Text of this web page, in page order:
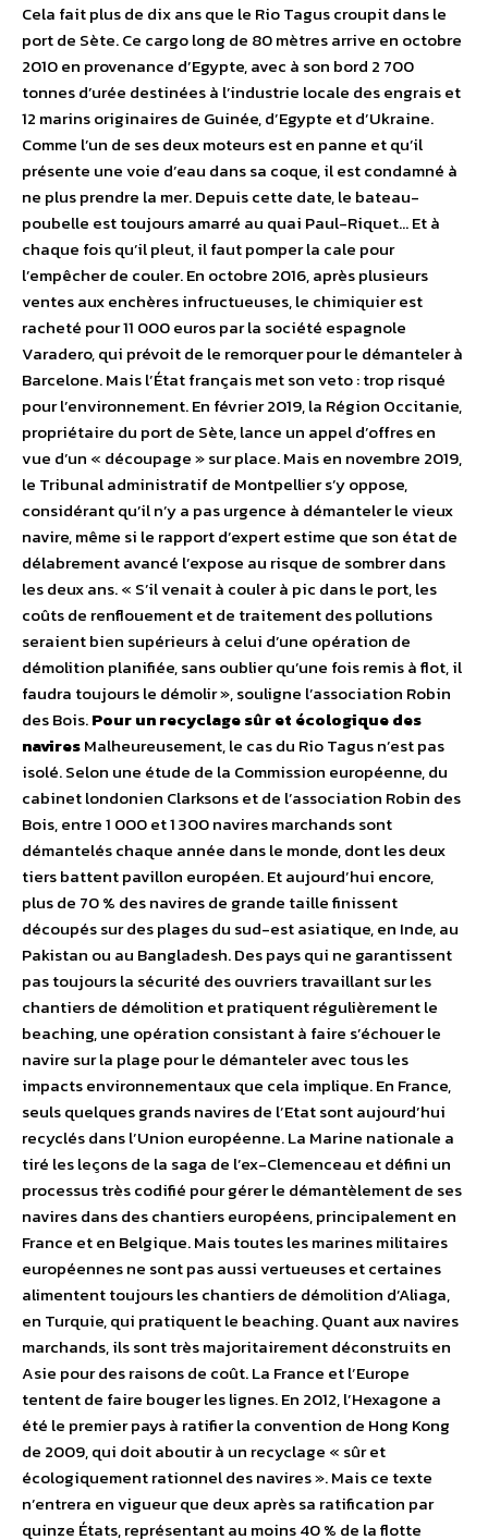
Cela fait plus de dix ans que le Rio Tagus croupit dans le
port de Sète. Ce cargo long de 80 mètres arrive en octobre
2010 en provenance d’Egypte, avec à son bord 2 700
tonnes d’urée destinées à l’industrie locale des engrais et
12 marins originaires de Guinée, d’Egypte et d’Ukraine.
Comme l’un de ses deux moteurs est en panne et qu’il
présente une voie d’eau dans sa coque, il est condamné à
ne plus prendre la mer. Depuis cette date, le bateau-
poubelle est toujours amarré au quai Paul-Riquet… Et à
chaque fois qu’il pleut, il faut pomper la cale pour
l’empêcher de couler. En octobre 2016, après plusieurs
ventes aux enchères infructueuses, le chimiquier est
racheté pour 11 000 euros par la société espagnole
Varadero, qui prévoit de le remorquer pour le démanteler à
Barcelone. Mais l’État français met son veto : trop risqué
pour l’environnement. En février 2019, la Région Occitanie,
propriétaire du port de Sète, lance un appel d’offres en
vue d’un « découpage » sur place. Mais en novembre 2019,
le Tribunal administratif de Montpellier s’y oppose,
considérant qu’il n’y a pas urgence à démanteler le vieux
navire, même si le rapport d’expert estime que son état de
délabrement avancé l’expose au risque de sombrer dans
les deux ans. « S’il venait à couler à pic dans le port, les
coûts de renflouement et de traitement des pollutions
seraient bien supérieurs à celui d’une opération de
démolition planifiée, sans oublier qu’une fois remis à flot, il
faudra toujours le démolir », souligne l’association Robin
des Bois.Pour un recyclage sûr et écologique des
naviresMalheureusement, le cas du Rio Tagus n’est pas
isolé. Selon une étude de la Commission européenne, du
cabinet londonien Clarksons et de l’association Robin des
Bois, entre 1 000 et 1 300 navires marchands sont
démantelés chaque année dans le monde, dont les deux
tiers battent pavillon européen. Et aujourd’hui encore,
plus de 70 % des navires de grande taille finissent
découpés sur des plages du sud-est asiatique, en Inde, au
Pakistan ou au Bangladesh. Des pays qui ne garantissent
pas toujours la sécurité des ouvriers travaillant sur les
chantiers de démolition et pratiquent régulièrement le
beaching, une opération consistant à faire s’échouer le
navire sur la plage pour le démanteler avec tous les
impacts environnementaux que cela implique. En France,
seuls quelques grands navires de l’Etat sont aujourd’hui
recyclés dans l’Union européenne. La Marine nationale a
tiré les leçons de la saga de l’ex-Clemenceau et défini un
processus très codifié pour gérer le démantèlement de ses
navires dans des chantiers européens, principalement en
France et en Belgique. Mais toutes les marines militaires
européennes ne sont pas aussi vertueuses et certaines
alimentent toujours les chantiers de démolition d’Aliaga,
en Turquie, qui pratiquent le beaching. Quant aux navires
marchands, ils sont très majoritairement déconstruits en
Asie pour des raisons de coût. La France et l’Europe
tentent de faire bouger les lignes. En 2012, l’Hexagone a
été le premier pays à ratifier la convention de Hong Kong
de 2009, qui doit aboutir à un recyclage « sûr et
écologiquement rationnel des navires ». Mais ce texte
n’entrera en vigueur que deux après sa ratification par
quinze États, représentant au moins 40 % de la flotte